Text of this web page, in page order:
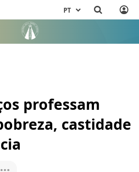
PT
professam
castidade